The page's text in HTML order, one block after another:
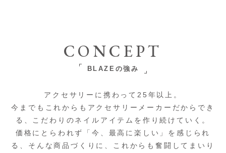
CONCEPT
BLAZEの強み
アクセサリーに携わって25年以上。
今までもこれからもアクセサリーメーカーだからでき
る、こだわりのネイルアイテムを作り続けていく。
価格にとらわれず「今、最高に楽しい」を感じられ
る、そんな商品づくりに、これからも奮闘してまいり